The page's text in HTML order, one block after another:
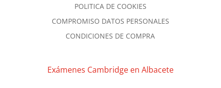
POLITICA DE COOKIES
COMPROMISO DATOS PERSONALES
CONDICIONES DE COMPRA
Exámenes Cambridge en Albacete